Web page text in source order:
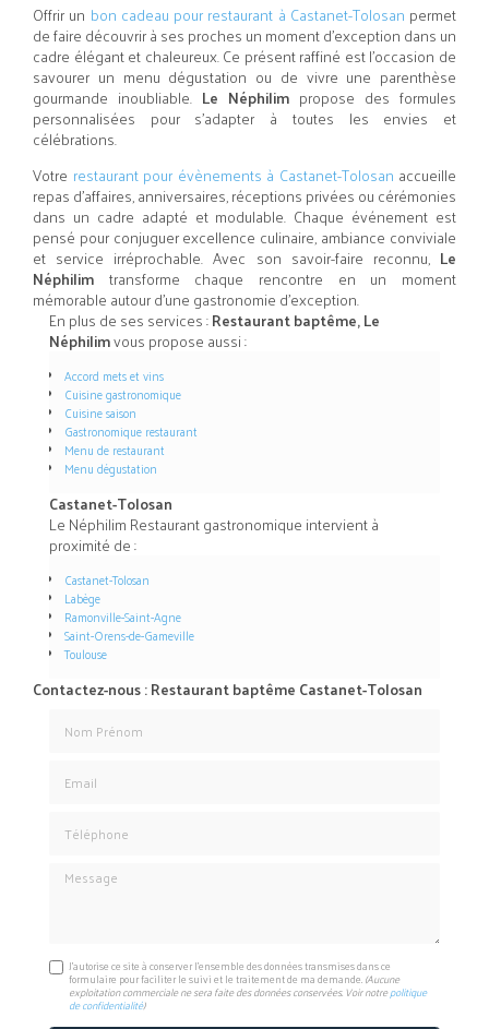
Offrir un bon cadeau pour restaurant à Castanet-Tolosan permet
de faire découvrir à ses proches un moment d’exception dans un
cadre élégant et chaleureux. Ce présent raffiné est l’occasion de
savourer un menu dégustation ou de vivre une parenthèse
gourmande inoubliable. Le Néphilim propose des formules
personnalisées pour s’adapter à toutes les envies et
célébrations.
Votre restaurant pour évènements à Castanet-Tolosan accueille
repas d’affaires, anniversaires, réceptions privées ou cérémonies
dans un cadre adapté et modulable. Chaque événement est
pensé pour conjuguer excellence culinaire, ambiance conviviale
et service irréprochable. Avec son savoir-faire reconnu, Le
Néphilim transforme chaque rencontre en un moment
mémorable autour d’une gastronomie d’exception.
En plus de ses services :Restaurant baptême, Le
Néphilimvous propose aussi :
Accord mets et vins
Cuisine gastronomique
Cuisine saison
Gastronomique restaurant
Menu de restaurant
Menu dégustation
Castanet-Tolosan
Le Néphilim Restaurant gastronomique intervient à
proximité de :
Castanet-Tolosan
Labège
Ramonville-Saint-Agne
Saint-Orens-de-Gameville
Toulouse
Contactez-nous : Restaurant baptême Castanet-Tolosan
Message
J'autorise ce site à conserver l'ensemble des données transmises dans ce
formulaire pour faciliter le suivi et le traitement de ma demande.(Aucune
exploitation commerciale ne sera faite des données conservées. Voir notrepolitique
de confidentialité)